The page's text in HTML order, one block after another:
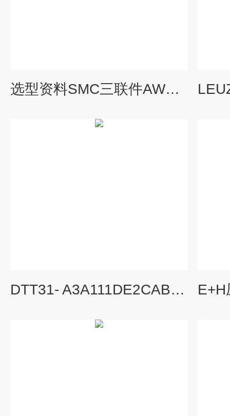
选型资料SMC三联件AW30-N02BG-2-B-X430
DTT31- A3A111DE2CABAE+H流量计显示面板 XPD0024-AC00